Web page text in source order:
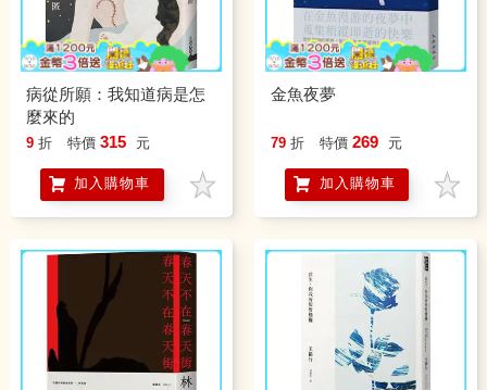
病從所願：我知道病是怎
麼來的
9 折 特價 315 元
加入購物車
金魚夜夢
79 折 特價 269 元
加入購物車